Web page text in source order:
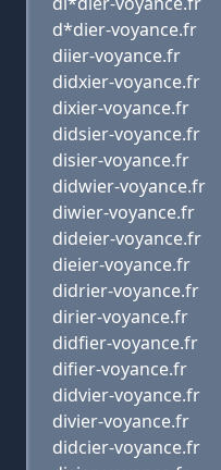
d*dier-voyance.fr
diier-voyance.fr
didxier-voyance.fr
dixier-voyance.fr
didsier-voyance.fr
disier-voyance.fr
didwier-voyance.fr
diwier-voyance.fr
dideier-voyance.fr
dieier-voyance.fr
didrier-voyance.fr
dirier-voyance.fr
didfier-voyance.fr
difier-voyance.fr
didvier-voyance.fr
divier-voyance.fr
didcier-voyance.fr